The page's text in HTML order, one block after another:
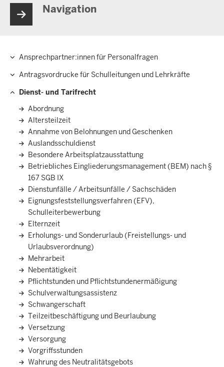
Navigation
Ansprechpartner:innen­ für Personalfragen
Antragsvordrucke für Schulleitungen und Lehrkräfte
Dienst- und Tarifrecht
Abordnung
Altersteilzeit
Annahme von Belohnungen und Geschenken
Auslandsschuldienst
Besondere Arbeitsplatzausstattung
Betriebliches Eingliederungsmanagement (BEM) nach §
167 SGB IX
Dienstunfälle / Arbeitsunfälle / Sachschäden
Eignungsfeststellungsverfahren (EFV),
Schulleiterbewerbung
Elternzeit
Erholungs- und Sonderurlaub (Freistellungs- und
Urlaubsverordnung)
Mehrarbeit
Nebentätigkeit
Pflichtstunden und Pflichtstundenermäßigung
Schulverwaltungsassistenz
Schwangerschaft
Teilzeitbeschäftigung und Beurlaubung
Versetzung
Versorgung
Vorgriffsstunden
Wahrung des Neutralitätsgebots